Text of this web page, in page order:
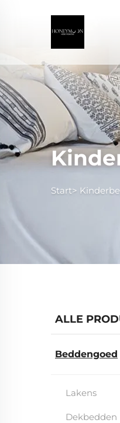
Start>
ALLE
Beddengoed
Lakens
Dekbedden